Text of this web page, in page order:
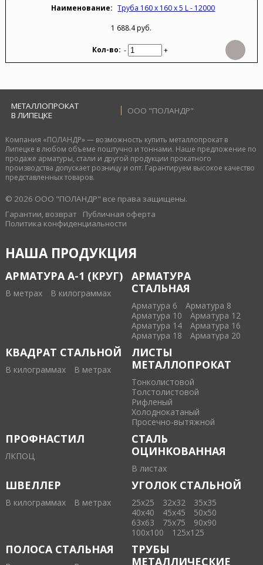
Труба 160 х 160 х 5 L - 12000
1 688.4 руб.
- +
МЕТАЛЛОПРОКАТ
В ЛИПЕЦКЕ
ООО "ПОЛАНДР"
Компания «ПОЛАНДР» — возможность купить металлопрокат в
Липецке в любом объеме поштучно и тоннами. Наше предложение по
продаже арматуры, стали и другой продукции прокатного
производства допускает розницу и опт. Гарантируем высокое качество
представленных товаров.
© 2026 ООО "ПОЛАНДР" все права защищены.
Гарантии, возврат
Публичная оферта
Политика конфиденциальности
НАША ПРОДУКЦИЯ
АРМАТУРА А-1 (КРУГ)
В метрах В килограммах
АРМАТУРА
СТАЛЬНАЯ
Арматура 6
Арматура 8
Арматура 10
Арматура 12
Арматура 14
Арматура 16
Арматура 18
Арматура 20
КВАДРАТ СТАЛЬНОЙ
В килограммах В метрах
ЛИСТЫ
МЕТАЛЛОПРОКАТ
Тонколистовой
Толстолистовой
Рифленый
Холоднокатаный
Проcечно-вытяжной
ПРОФНАСТИЛ
ЛКПОЦ
СТАЛЬ
ОЦИНКОВАННАЯ
В листах
ШВЕЛЛЕР
В килограммах В метрах
УГОЛОК СТАЛЬНОЙ
25х25 32х32
35х35
40х40
45х45
50х50
63х63
75х75
90х90
100х100
125х125
ПОЛОСА СТАЛЬНАЯ
ТРУБЫ
МЕТАЛЛИЧЕСКИЕ